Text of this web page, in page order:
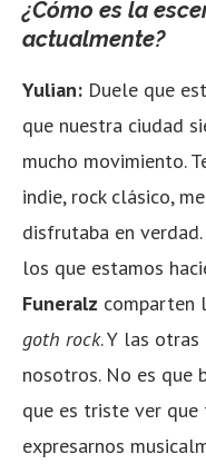
¿Cómo es la
actualmente?
Yulian: Duele que
que nuestra ciudad
mucho movimiento.
indie, rock clásico,
disfrutaba en
los que estamos
Funeralz comparten
goth rock. Y las
nosotros. No es que
que es triste ver que
expresarnos